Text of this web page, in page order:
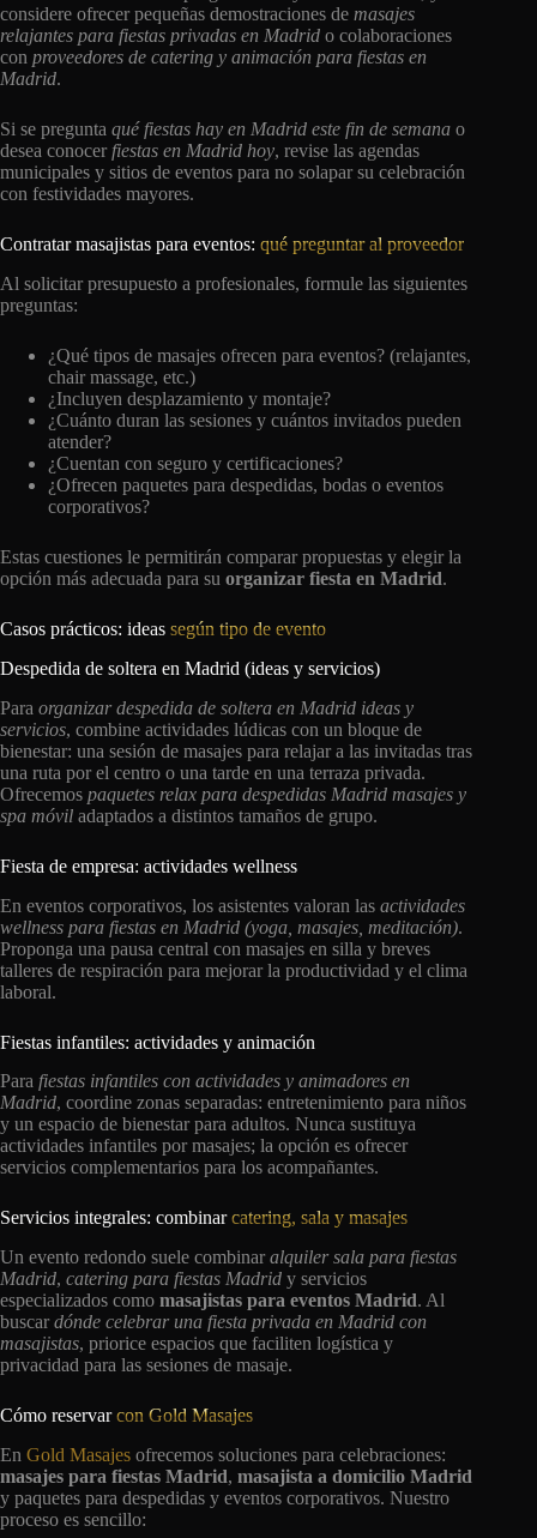
considere ofrecer pequeñas demostraciones de masajes
relajantes para fiestas privadas en Madrid o colaboraciones
con proveedores de catering y animación para fiestas en
Madrid.
Si se pregunta qué fiestas hay en Madrid este fin de semana o
desea conocer fiestas en Madrid hoy, revise las agendas
municipales y sitios de eventos para no solapar su celebración
con festividades mayores.
Contratar masajistas para eventos: qué preguntar al proveedor
Al solicitar presupuesto a profesionales, formule las siguientes
preguntas:
¿Qué tipos de masajes ofrecen para eventos? (relajantes,
chair massage, etc.)
¿Incluyen desplazamiento y montaje?
¿Cuánto duran las sesiones y cuántos invitados pueden
atender?
¿Cuentan con seguro y certificaciones?
¿Ofrecen paquetes para despedidas, bodas o eventos
corporativos?
Estas cuestiones le permitirán comparar propuestas y elegir la
opción más adecuada para su organizar fiesta en Madrid.
Casos prácticos: ideas según tipo de evento
Despedida de soltera en Madrid (ideas y servicios)
Para organizar despedida de soltera en Madrid ideas y
servicios, combine actividades lúdicas con un bloque de
bienestar: una sesión de masajes para relajar a las invitadas tras
una ruta por el centro o una tarde en una terraza privada.
Ofrecemos paquetes relax para despedidas Madrid masajes y
spa móvil adaptados a distintos tamaños de grupo.
Fiesta de empresa: actividades wellness
En eventos corporativos, los asistentes valoran las actividades
wellness para fiestas en Madrid (yoga, masajes, meditación).
Proponga una pausa central con masajes en silla y breves
talleres de respiración para mejorar la productividad y el clima
laboral.
Fiestas infantiles: actividades y animación
Para fiestas infantiles con actividades y animadores en
Madrid, coordine zonas separadas: entretenimiento para niños
y un espacio de bienestar para adultos. Nunca sustituya
actividades infantiles por masajes; la opción es ofrecer
servicios complementarios para los acompañantes.
Servicios integrales: combinarcatering, sala y masajes
Un evento redondo suele combinar alquiler sala para fiestas
Madrid, catering para fiestas Madrid y servicios
especializados como masajistas para eventos Madrid. Al
buscar dónde celebrar una fiesta privada en Madrid con
masajistas, priorice espacios que faciliten logística y
privacidad para las sesiones de masaje.
Cómo reservarcon Gold Masajes
En Gold Masajes ofrecemos soluciones para celebraciones:
masajes para fiestas Madrid, masajista a domicilio Madrid
y paquetes para despedidas y eventos corporativos. Nuestro
proceso es sencillo: